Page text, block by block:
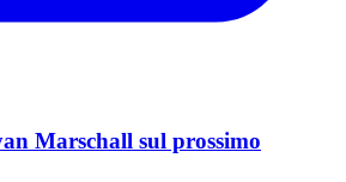
Marschall sul prossimo